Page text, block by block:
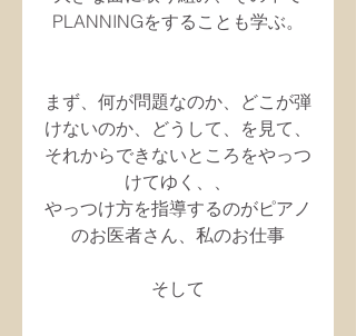
PLANNINGをすることも学ぶ。
まず、何が問題なのか、どこが弾
けないのか、どうして、を見て、
それからできないところをやっつ
けてゆく、、
やっつけ方を指導するのがピアノ
のお医者さん、私のお仕事
そして